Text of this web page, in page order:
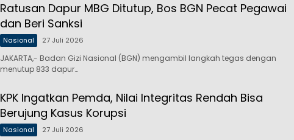
Ratusan Dapur MBG Ditutup, Bos BGN Pecat Pegawai
dan Beri Sanksi
Nasional 27 Juli 2026
JAKARTA,- Badan Gizi Nasional (BGN) mengambil langkah tegas dengan
menutup 833 dapur…
KPK Ingatkan Pemda, Nilai Integritas Rendah Bisa
Berujung Kasus Korupsi
Nasional 27 Juli 2026